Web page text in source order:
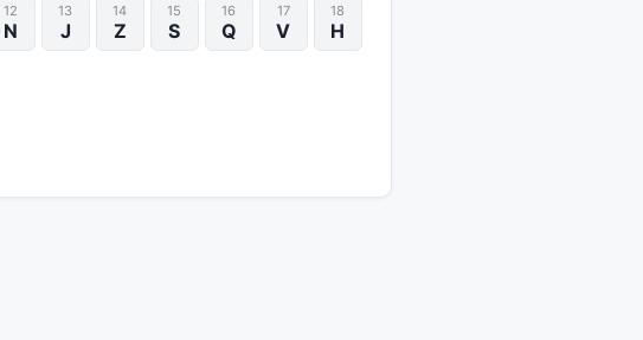
12
N
13
J
14
Z
15
S
16
Q
17
V
18
H